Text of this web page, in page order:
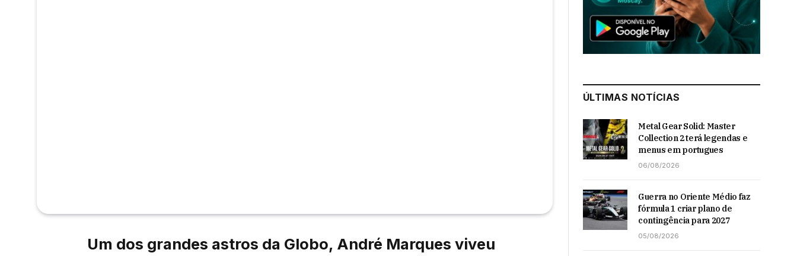
Um dos grandes astros da Globo, André Marques viveu
ÚLTIMAS NOTÍCIAS
Metal Gear Solid: Master
Collection 2 terá legendas e
menus em portugues
06/08/2026
Guerra no Oriente Médio faz
fórmula 1 criar plano de
contingência para 2027
05/08/2026